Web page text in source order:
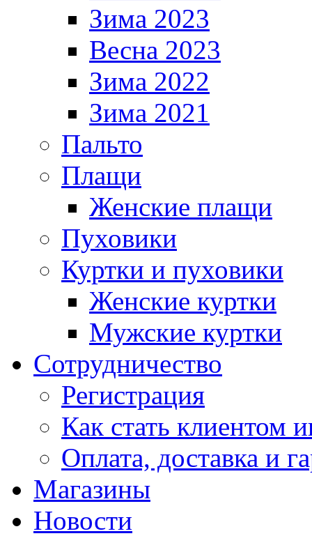
Зима 2023
Весна 2023
Зима 2022
Зима 2021
Пальто
Плащи
Женские плащи
Пуховики
Куртки и пуховики
Женские куртки
Мужские куртки
Сотрудничество
Регистрация
Как стать клиентом
Оплата, доставка и
Магазины
Новости